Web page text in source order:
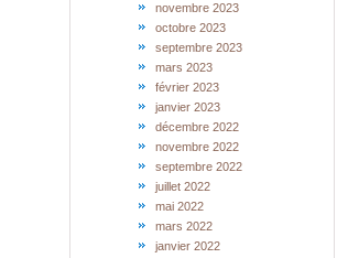
novembre 2023
octobre 2023
septembre 2023
mars 2023
février 2023
janvier 2023
décembre 2022
novembre 2022
septembre 2022
juillet 2022
mai 2022
mars 2022
janvier 2022